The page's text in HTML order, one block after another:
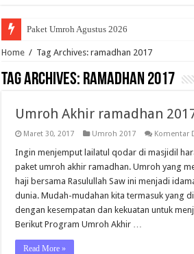
Paket Umroh Agustus 2026
Home / Tag Archives: ramadhan 2017
Tag Archives: ramadhan 2017
Umroh Akhir ramadhan
Maret 30, 2017 Umroh 2017 Komentar
Ingin menjemput lailatul qodar di masjidil
paket umroh akhir ramadhan. Umroh yang
haji bersama Rasulullah Saw ini menjadi
dunia. Mudah-mudahan kita termasuk yang
dengan kesempatan dan kekuatan untuk
Berikut Program Umroh Akhir …
Read More »